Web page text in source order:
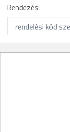
Rendezés: